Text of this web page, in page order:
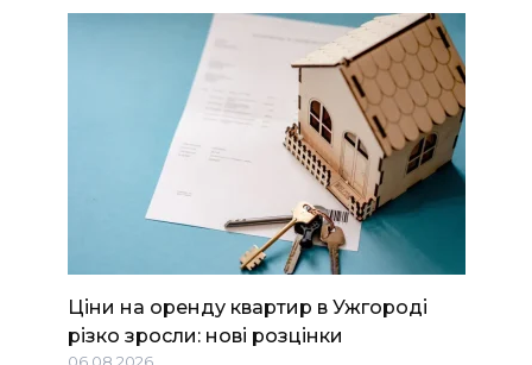
Ціни на оренду квартир в Ужгороді
різко зросли: нові розцінки
06.08.2026